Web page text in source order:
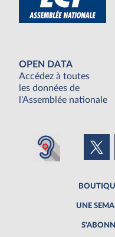
OPEN DATA
Accédez à toutes
les données de
l'Assemblée nationale
UNE